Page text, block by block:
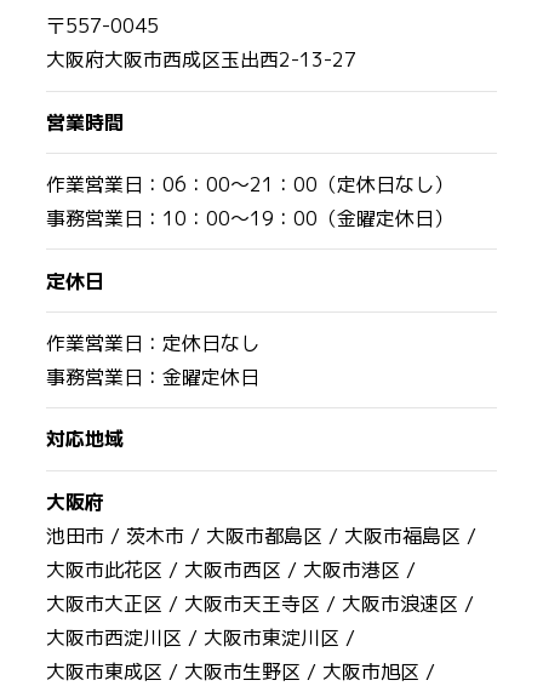
〒557-0045
大阪府大阪市西成区玉出西2-13-27
営業時間
作業営業日：06：00～21：00（定休日なし）
事務営業日：10：00～19：00（金曜定休日）
定休日
作業営業日：定休日なし
事務営業日：金曜定休日
対応地域
大阪府
池田市 /茨木市 / 大阪市都島区 / 大阪市福島区 /
大阪市此花区 / 大阪市西区 / 大阪市港区 /
大阪市大正区 / 大阪市天王寺区 / 大阪市浪速区 /
大阪市西淀川区 / 大阪市東淀川区 /
大阪市東成区 / 大阪市生野区 / 大阪市旭区 /